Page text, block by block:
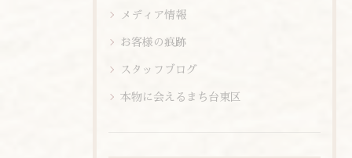
メディア情報
お客様の痕跡
スタッフブログ
本物に会えるまち台東区